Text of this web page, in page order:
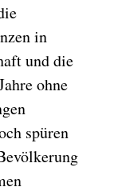
in
und die
ohne
spüren